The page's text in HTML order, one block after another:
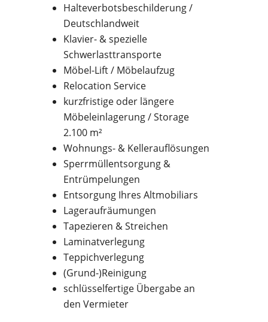
Halteverbotsbeschilderung /
Deutschlandweit
Klavier- & spezielle
Schwerlasttransporte
Möbel-Lift / Möbelaufzug
Relocation Service
kurzfristige oder längere
Möbeleinlagerung / Storage
2.100 m²
Wohnungs- & Kellerauflösungen
Sperrmüllentsorgung &
Entrümpelungen
Entsorgung Ihres Altmobiliars
Lageraufräumungen
Tapezieren & Streichen
Laminatverlegung
Teppichverlegung
(Grund-)Reinigung
schlüsselfertige Übergabe an
den Vermieter